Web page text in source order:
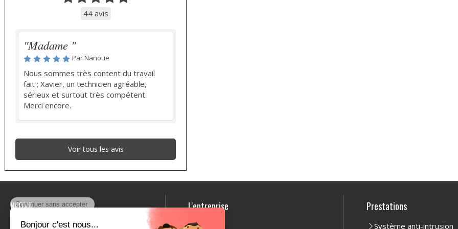
44 avis
"Madame "
Par Nanoue
Nous sommes très content du travail
fait ; Xavier, un technicien agréable,
sérieux et surtout très compétent.
Merci encore.
Voir tous les avis
NEOVII
NEOVII est experte dans les
L'entreprise
NEOVII
Prestations
Système anti-intrusion